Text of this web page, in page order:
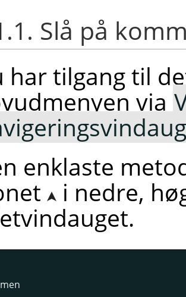
Slå på
har tilgang til
via
enklaste
i nedre,